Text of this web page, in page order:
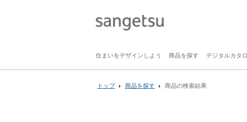
住まいをデザインしよう 商品を探す デジタルカタ
トップ 商品を探す 商品の検索結果